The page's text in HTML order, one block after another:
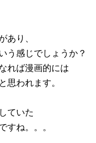
あり、
う感じでしょうか？
れば漫画的には
思われます。
ていた
すね。。。